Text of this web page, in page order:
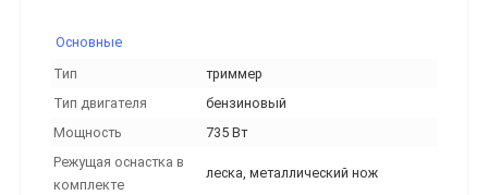
Основные
Тип
триммер
Тип двигателя
бензиновый
Мощность
735 Вт
Режущая оснастка в
комплекте
леска, металлический нож